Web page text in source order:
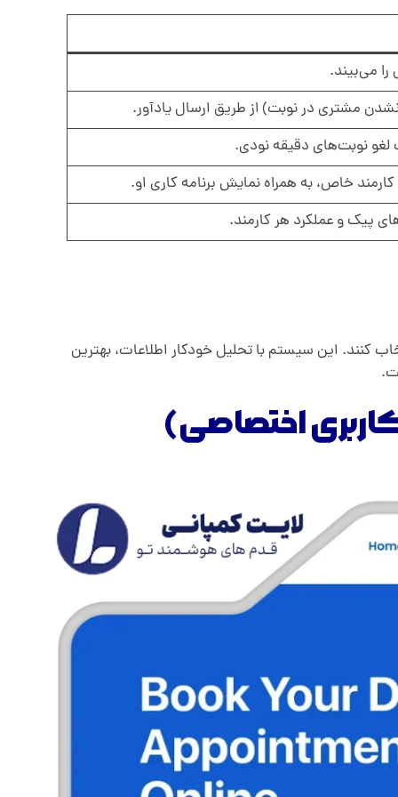
می‌بیند.
نوبت‌های دقیقه نودی.
خاص، به همراه نمایش برنامه کاری او.
پیک و عملکرد هر کارمند.
کنند. این سیستم با تحلیل خودکار اطلاعات، بهترین
اختصاصی)